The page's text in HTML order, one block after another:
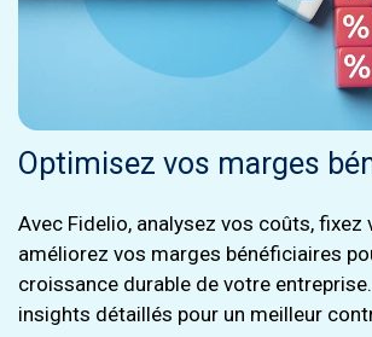
Optimisez vos marges
Avec Fidelio, analysez vos coûts, fixez
améliorez vos marges bénéficiaires
croissance durable de votre
insights détaillés pour un meilleur